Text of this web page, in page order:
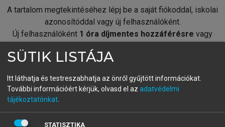
A tartalom megtekintéséhez lépj be a saját fiókoddal, iskolai
azonosítóddal vagy új felhasználóként.
Új felhasználóként 1 óra díjmentes hozzáférésre vagy
fiókoddal,vagy hozz létre új fiókot.
A regisztráció után apróbaidőszakautomatikusan
BELÉPÉS SAJÁT FIÓKKAL
SÜTIK LISTÁJA
Itt láthatja és testreszabhatja az önről gyűjtött információkat.
További információért kérjük, olvasd el az adatvédelmi
tájékoztatónkat
STATISZTIKA